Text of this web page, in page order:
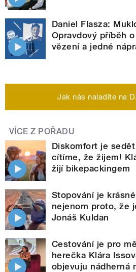
Daniel Flasza:
Opravdový příběh
vězení a jedné
Jak nás naladíte na
VÍCE Z POŘADU
Diskomfort je
cítíme, že žijem!
žijí bikepackingem
Stopování je
nejenom proto, že
Jonáš Kuldan
Cestování je pro
herečka Klára
objevuju nádherná